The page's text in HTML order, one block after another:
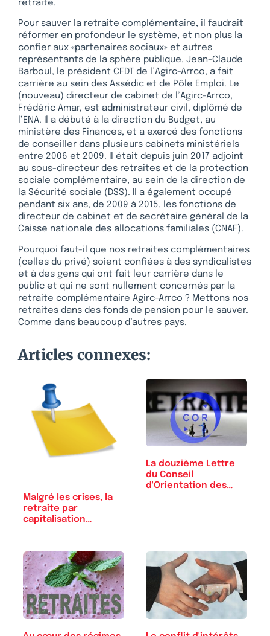
retraite.
Pour sauver la retraite complémentaire, il faudrait
réformer en profondeur le système, et non plus la
confier aux «partenaires sociaux» et autres
représentants de la sphère publique. Jean-Claude
Barboul, le président CFDT de l’Agirc-Arrco, a fait
carrière au sein des Assédic et de Pôle Emploi. Le
(nouveau) directeur de cabinet de l’Agirc-Arrco,
Frédéric Amar, est administrateur civil, diplômé de
l’ENA. Il a débuté à la direction du Budget, au
ministère des Finances, et a exercé des fonctions
de conseiller dans plusieurs cabinets ministériels
entre 2006 et 2009. Il était depuis juin 2017 adjoint
au sous-directeur des retraites et de la protection
sociale complémentaire, au sein de la direction de
la Sécurité sociale (DSS). Il a également occupé
pendant six ans, de 2009 à 2015, les fonctions de
directeur de cabinet et de secrétaire général de la
Caisse nationale des allocations familiales (CNAF).
Pourquoi faut-il que nos retraites complémentaires
(celles du privé) soient confiées à des syndicalistes
et à des gens qui ont fait leur carrière dans le
public et qui ne sont nullement concernés par la
retraite complémentaire Agirc-Arrco ? Mettons nos
retraites dans des fonds de pension pour le sauver.
Comme dans beaucoup d’autres pays.
Articles connexes:
Malgré les crises, la
retraite par
capitalisation…
La douzième Lettre
du Conseil
d'Orientation des